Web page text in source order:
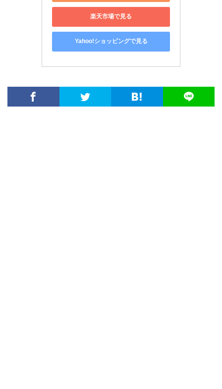
楽天市場で見る
Yahoo!ショッピングで見る